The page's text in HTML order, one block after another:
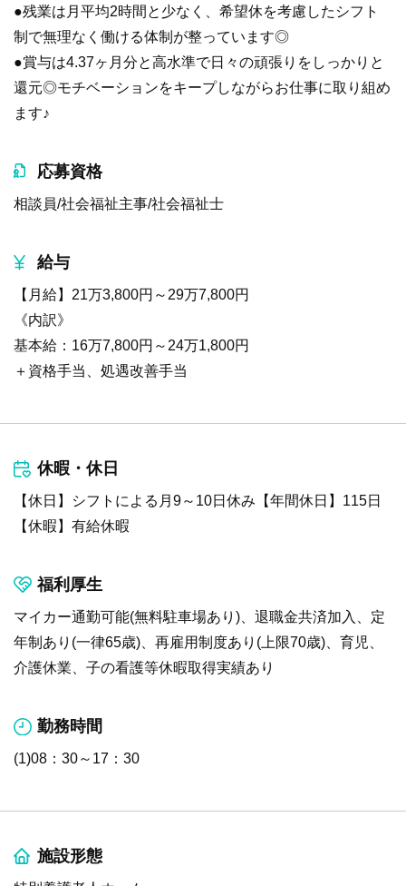
●残業は月平均2時間と少なく、希望休を考慮したシフト
制で無理なく働ける体制が整っています◎
●賞与は4.37ヶ月分と高水準で日々の頑張りをしっかりと
還元◎モチベーションをキープしながらお仕事に取り組め
ます♪
応募資格
相談員/社会福祉主事/社会福祉士
給与
【月給】21万3,800円～29万7,800円
《内訳》
基本給：16万7,800円～24万1,800円
＋資格手当、処遇改善手当
休暇・休日
【休日】シフトによる月9～10日休み【年間休日】115日
【休暇】有給休暇
福利厚生
マイカー通勤可能(無料駐車場あり)、退職金共済加入、定
年制あり(一律65歳)、再雇用制度あり(上限70歳)、育児、
介護休業、子の看護等休暇取得実績あり
勤務時間
(1)08：30～17：30
施設形態